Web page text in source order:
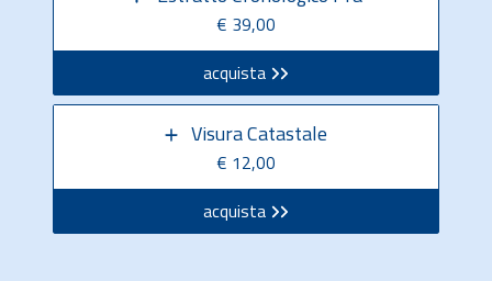
€ 39,00
acquista
Visura Catastale
€ 12,00
acquista